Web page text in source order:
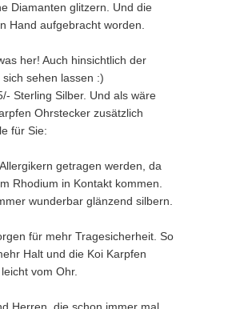
Diamanten glitzern. Und die
Hand aufgebracht worden.
her! Auch hinsichtlich der
sehen lassen :)
Sterling Silber. Und als wäre
Ohrstecker zusätzlich
für Sie:
getragen werden, da
Rhodium in Kontakt kommen.
wunderbar glänzend silbern.
für mehr Tragesicherheit. So
Halt und die Koi Karpfen
vom Ohr.